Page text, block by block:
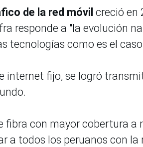
de la red móvil creció en
responde a "la evolución
tecnologías como es el
internet fijo, se logró
fibra con mayor cobertura
a todos los peruanos con la